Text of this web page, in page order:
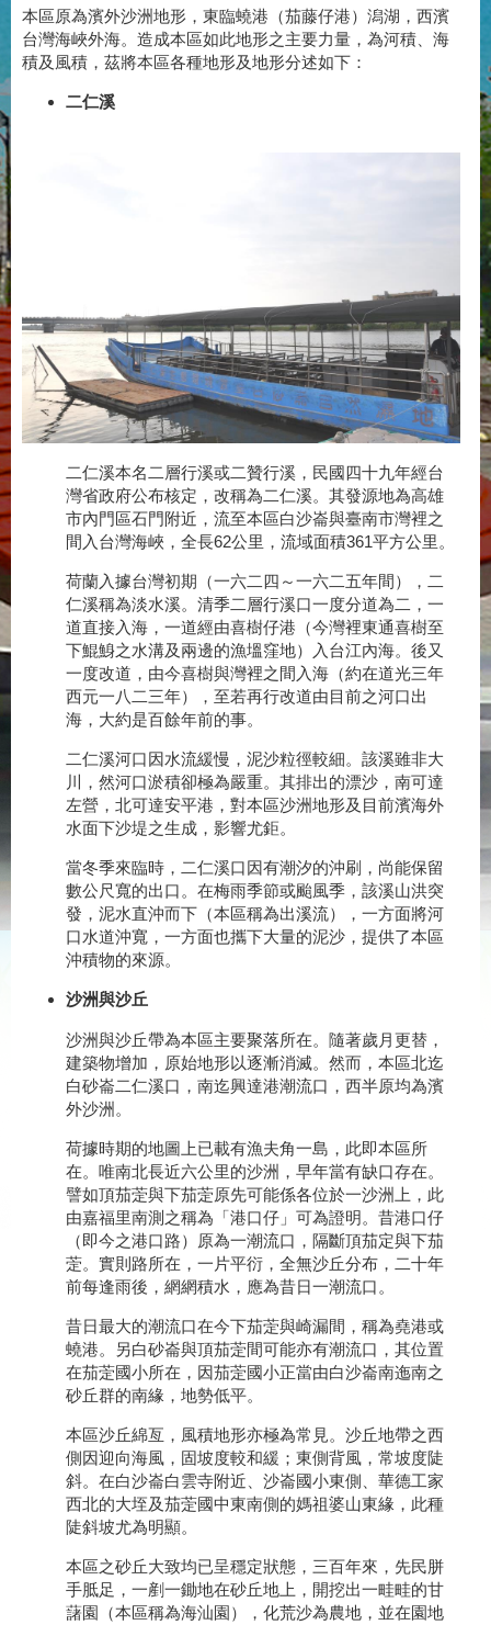
本區原為濱外沙洲地形，東臨蟯港（茄藤仔港）潟湖，西濱
台灣海峽外海。造成本區如此地形之主要力量，為河積、海
積及風積，茲將本區各種地形及地形分述如下：
二仁溪
二仁溪本名二層行溪或二贊行溪，民國四十九年經台
灣省政府公布核定，改稱為二仁溪。其發源地為高雄
市內門區石門附近，流至本區白沙崙與臺南市灣裡之
間入台灣海峽，全長62公里，流域面積361平方公里。
荷蘭入據台灣初期（一六二四～一六二五年間），二
仁溪稱為淡水溪。清季二層行溪口一度分道為二，一
道直接入海，一道經由喜樹仔港（今灣裡東通喜樹至
下鯤鯓之水溝及兩邊的漁塭窪地）入台江內海。後又
一度改道，由今喜樹與灣裡之間入海（約在道光三年
西元一八二三年），至若再行改道由目前之河口出
海，大約是百餘年前的事。
二仁溪河口因水流緩慢，泥沙粒徑較細。該溪雖非大
川，然河口淤積卻極為嚴重。其排出的漂沙，南可達
左營，北可達安平港，對本區沙洲地形及目前濱海外
水面下沙堤之生成，影響尤鉅。
當冬季來臨時，二仁溪口因有潮汐的沖刷，尚能保留
數公尺寬的出口。在梅雨季節或颱風季，該溪山洪突
發，泥水直沖而下（本區稱為出溪流），一方面將河
口水道沖寬，一方面也攜下大量的泥沙，提供了本區
沖積物的來源。
沙洲與沙丘
沙洲與沙丘帶為本區主要聚落所在。隨著歲月更替，
建築物增加，原始地形以逐漸消滅。然而，本區北迄
白砂崙二仁溪口，南迄興達港潮流口，西半原均為濱
外沙洲。
荷據時期的地圖上已載有漁夫角一島，此即本區所
在。唯南北長近六公里的沙洲，早年當有缺口存在。
譬如頂茄萣與下茄萣原先可能係各位於一沙洲上，此
由嘉福里南測之稱為「港口仔」可為證明。昔港口仔
（即今之港口路）原為一潮流口，隔斷頂茄定與下茄
萣。實則路所在，一片平衍，全無沙丘分布，二十年
前每逢雨後，網網積水，應為昔日一潮流口。
昔日最大的潮流口在今下茄萣與崎漏間，稱為堯港或
蟯港。另白砂崙與頂茄萣間可能亦有潮流口，其位置
在茄萣國小所在，因茄萣國小正當由白沙崙南迤南之
砂丘群的南緣，地勢低平。
本區沙丘綿亙，風積地形亦極為常見。沙丘地帶之西
側因迎向海風，固坡度較和緩；東側背風，常坡度陡
斜。在白沙崙白雲寺附近、沙崙國小東側、華德工家
西北的大垤及茄萣國中東南側的媽祖婆山東緣，此種
陡斜坡尤為明顯。
本區之砂丘大致均已呈穩定狀態，三百年來，先民胼
手胝足，一剷一鋤地在砂丘地上，開挖出一畦畦的甘
藷園（本區稱為海汕園），化荒沙為農地，並在園地